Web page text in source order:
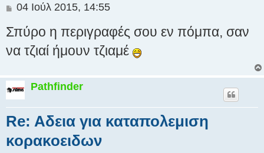
Δ
μ
σ
ε
υ
σ
η
04 Ιούλ 2015, 14:55
Σπύρο η περιγραφές σου εν πόμπα, σαν
να τζιαί ήμουν τζιαμέ
Pathfinder
Re: Aδεια για καταπολεμιση
κορακοειδων